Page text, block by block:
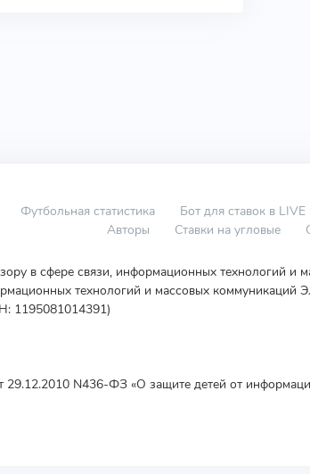
Футбольная статистика Бот для ставок в LIVE
Авторы
Ставки на угловые
в сфере связи, информационных технологий и
технологий и массовых
1195081014391)
N436-ФЗ «О защите детей от